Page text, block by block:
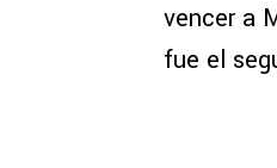
vencer a
fue el